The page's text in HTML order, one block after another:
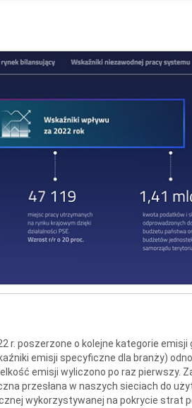
r. poszerzone o kolejne kategorie emisji
emisji specyficzne dla branży)
emisji wyliczono po raz pierwszy.
przesłana w naszych sieciach do
wykorzystywanej na pokrycie strat